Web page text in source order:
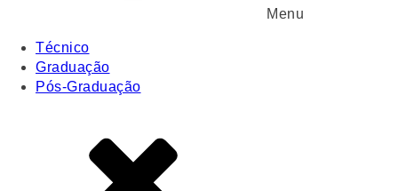
Menu
Técnico
Graduação
Pós-Graduação